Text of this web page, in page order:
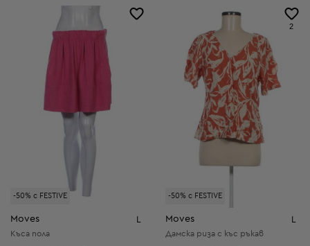
-50% с FESTIVE
Moves
Къса пола
-50% с FESTIVE
2
Moves
Дамска риза с къс ръкав